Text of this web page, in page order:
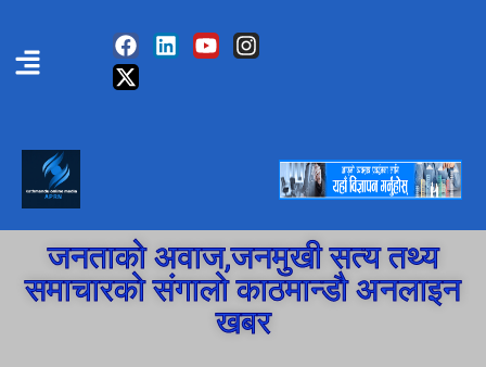
जनताको अवाज,जनमुखी सत्य तथ्य
समाचारको संगालो काठमान्डौ अनलाइन
खबर